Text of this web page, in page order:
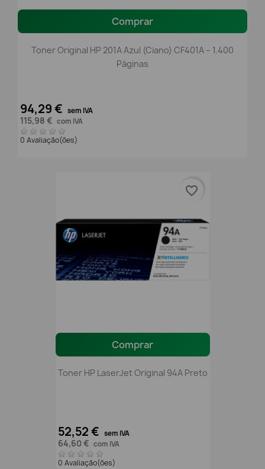
Comprar
Toner Original HP 201A Azul (Ciano) CF401A – 1.400
Páginas
94,29 € sem IVA
115,98 € com IVA
0 Avaliação(ões)
Comprar
Toner HP LaserJet Original 94A Preto
52,52 € sem IVA
64,60 € com IVA
0 Avaliação(ões)
favorite_border